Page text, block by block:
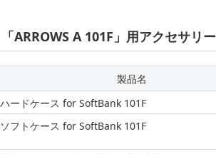
「ARROWS A 101F」用アクセサリー
製品名
ハードケース for SoftBank 101F
ソフトケース for SoftBank 101F